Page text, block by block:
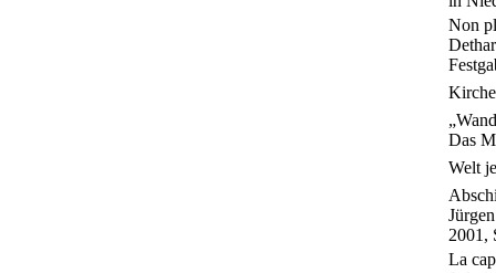
Non
Das
Welt
2001,
La